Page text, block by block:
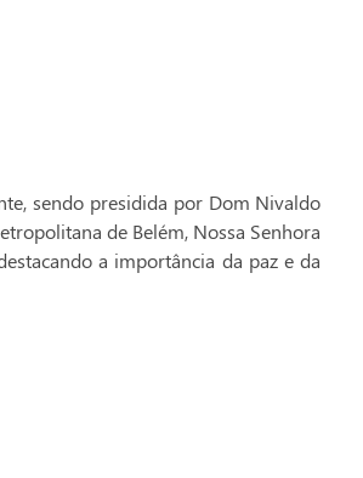
sendo presidida por Dom Nivaldo
de Belém, Nossa Senhora
a importância da paz e da